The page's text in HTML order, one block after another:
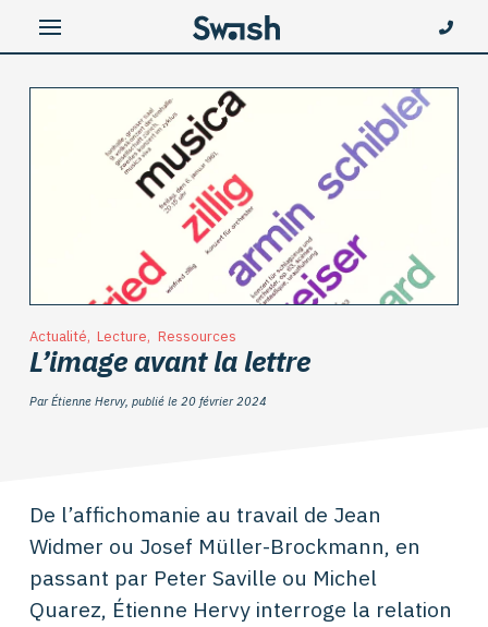
Actualité, Lecture, Ressources
L’image avant la lettre
Par Étienne Hervy, publié le 20 février 2024
De l’affichomanie au travail de Jean
Widmer ou Josef Müller-Brockmann, en
passant par Peter Saville ou Michel
Quarez, Étienne Hervy interroge la relation